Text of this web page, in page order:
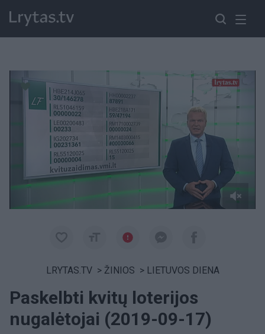
Paremkite Ukrainą
LRYTAS.TV > ŽINIOS > LIETUVOS DIENA
Paskelbti kvitų loterijos
nugalėtojai (2019-09-17)